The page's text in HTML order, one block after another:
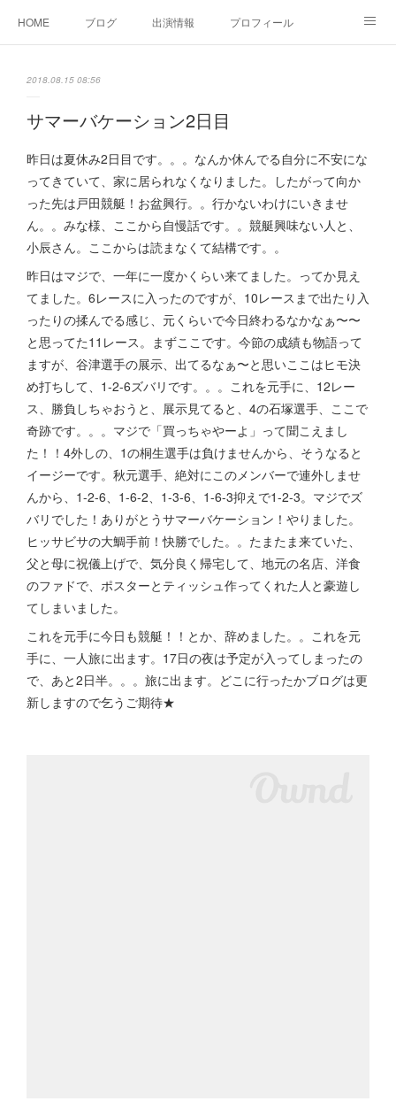
HOME ブログ 出演情報 プロフィール
2018.08.15 08:56
サマーバケーション2日目
昨日は夏休み2日目です。。。なんか休んでる自分に不安にな
ってきていて、家に居られなくなりました。したがって向か
った先は戸田競艇！お盆興行。。行かないわけにいきませ
ん。。みな様、ここから自慢話です。。競艇興味ない人と、
小辰さん。ここからは読まなくて結構です。。
昨日はマジで、一年に一度かくらい来てました。ってか見え
てました。6レースに入ったのですが、10レースまで出たり入
ったりの揉んでる感じ、元くらいで今日終わるなかなぁ〜〜
と思ってた11レース。まずここです。今節の成績も物語って
ますが、谷津選手の展示、出てるなぁ〜と思いここはヒモ決
め打ちして、1-2-6ズバリです。。。これを元手に、12レー
ス、勝負しちゃおうと、展示見てると、4の石塚選手、ここで
奇跡です。。。マジで「買っちゃやーよ」って聞こえまし
た！！4外しの、1の桐生選手は負けませんから、そうなると
イージーです。秋元選手、絶対にこのメンバーで連外しませ
んから、1-2-6、1-6-2、1-3-6、1-6-3抑えで1-2-3。マジでズ
バリでした！ありがとうサマーバケーション！やりました。
ヒッサビサの大鯛手前！快勝でした。。たまたま来ていた、
父と母に祝儀上げで、気分良く帰宅して、地元の名店、洋食
のファドで、ポスターとティッシュ作ってくれた人と豪遊し
てしまいました。
これを元手に今日も競艇！！とか、辞めました。。これを元
手に、一人旅に出ます。17日の夜は予定が入ってしまったの
で、あと2日半。。。旅に出ます。どこに行ったかブログは更
新しますので乞うご期待★